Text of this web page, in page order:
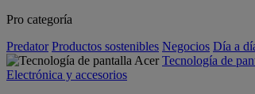
Pro categoría
Predator Productos sostenibles Negocios Día a
Tecnología de
Electrónica y accesorios